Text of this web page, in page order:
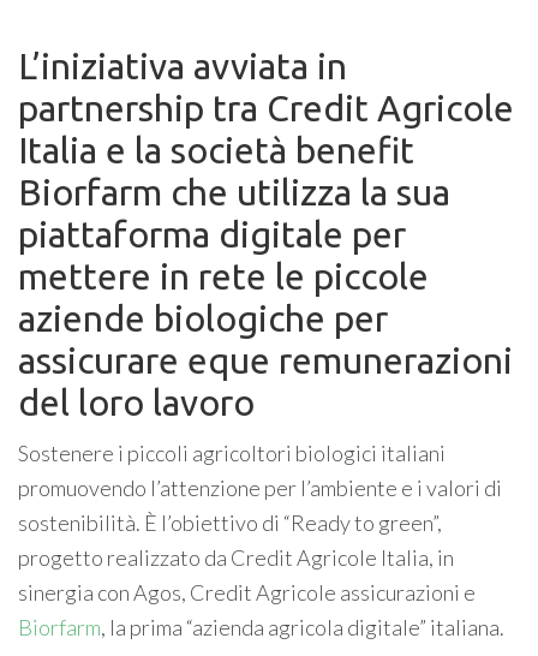
L’iniziativa avviata in
partnership tra Credit Agricole
Italia e la società benefit
Biorfarm che utilizza la sua
piattaforma digitale per
mettere in rete le piccole
aziende biologiche per
assicurare eque remunerazioni
del loro lavoro
Sostenere i piccoli agricoltori biologici italiani
promuovendo l’attenzione per l’ambiente e i valori di
sostenibilità. È l’obiettivo di “Ready to green”,
progetto realizzato da Credit Agricole Italia, in
sinergia con Agos, Credit Agricole assicurazioni e
Biorfarm, la prima “azienda agricola digitale” italiana.